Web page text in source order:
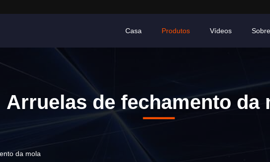
Casa Produtos Vídeos
Arruelas de fechamento da
da mola